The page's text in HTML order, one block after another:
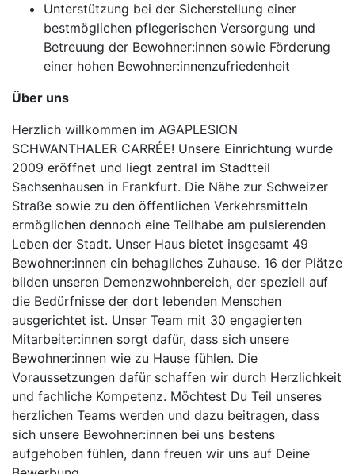
Unterstützung bei der Sicherstellung einer
bestmöglichen pflegerischen Versorgung und
Betreuung der Bewohner:innen sowie Förderung
einer hohen Bewohner:innenzufriedenheit
Über uns
Herzlich willkommen im AGAPLESION
SCHWANTHALER CARRÉE! Unsere Einrichtung wurde
2009 eröffnet und liegt zentral im Stadtteil
Sachsenhausen in Frankfurt. Die Nähe zur Schweizer
Straße sowie zu den öffentlichen Verkehrsmitteln
ermöglichen dennoch eine Teilhabe am pulsierenden
Leben der Stadt. Unser Haus bietet insgesamt 49
Bewohner:innen ein behagliches Zuhause. 16 der Plätze
bilden unseren Demenzwohnbereich, der speziell auf
die Bedürfnisse der dort lebenden Menschen
ausgerichtet ist. Unser Team mit 30 engagierten
Mitarbeiter:innen sorgt dafür, dass sich unsere
Bewohner:innen wie zu Hause fühlen. Die
Voraussetzungen dafür schaffen wir durch Herzlichkeit
und fachliche Kompetenz. Möchtest Du Teil unseres
herzlichen Teams werden und dazu beitragen, dass
sich unsere Bewohner:innen bei uns bestens
aufgehoben fühlen, dann freuen wir uns auf Deine